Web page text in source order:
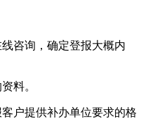
咨询，确定登报大概内
料。
户提供补办单位要求的格